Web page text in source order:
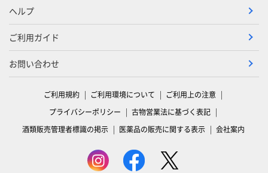
ヘルプ
ご利用ガイド
お問い合わせ
ご利用規約 ご利用環境について
ご利用上の注意
プライバシーポリシー
古物営業法に基づく表記
酒類販売管理者標識の掲示
医薬品の販売に関する表示 会社案内